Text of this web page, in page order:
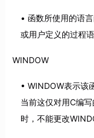
函数所使用的语
或用户定义的过程语
WINDOW
WINDOW表示该
当前这仅对用C编
时，不能更改